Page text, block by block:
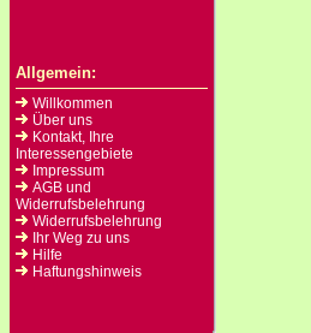
Allgemein:
Willkommen
Über uns
Kontakt, Ihre
Interessengebiete
Impressum
AGB und
Widerrufsbelehrung
Widerrufsbelehrung
Ihr Weg zu uns
Hilfe
Haftungshinweis